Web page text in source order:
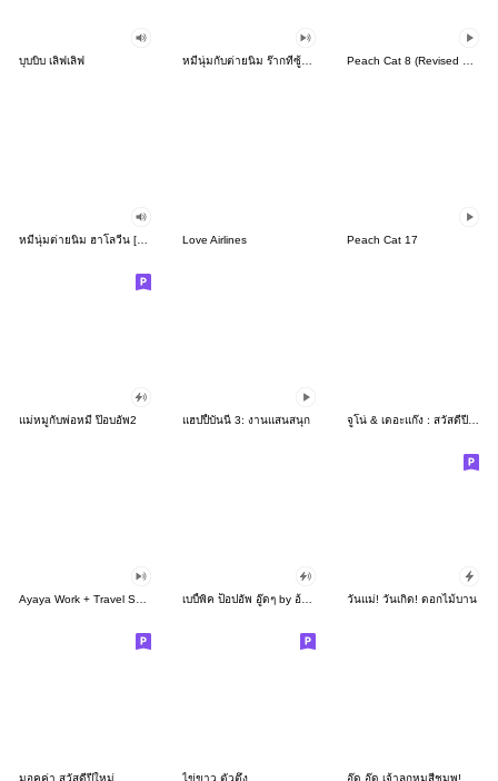
บุบบิบ เลิฟเลิฟ
หมีนุ่มต่ายนิ่ม ฮาโลวีน [บิ๊กสติกเกอร์] Love Airlines Peach Cat 17
แม่หมูกับพ่อหมี ป๊อบอัพ2 แฮปปี้บันนี่ 3: งานแสนสนุก
วันแม่! วันเกิด! ดอกไม้บาน
มอคค่า สวัสดีปีใหม่ ไข่ขาว ตัวตึง อู๊ด อู๊ด เจ้าลูกหมูสีชมพู!